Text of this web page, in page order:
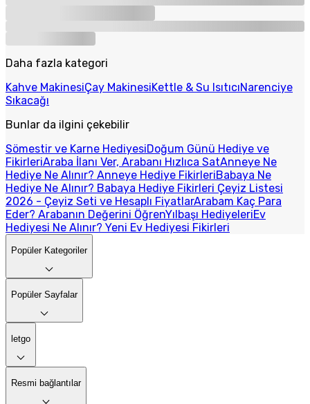
Daha fazla kategori
Kahve MakinesiÇay MakinesiKettle & Su IsıtıcıNarenciye
Sıkacağı
Bunlar da ilgini çekebilir
Sömestir ve Karne HediyesiDoğum Günü Hediye ve
FikirleriAraba İlanı Ver, Arabanı Hızlıca SatAnneye Ne
Hediye Ne Alınır? Anneye Hediye FikirleriBabaya Ne
Hediye Ne Alınır? Babaya Hediye Fikirleri Çeyiz Listesi
2026 - Çeyiz Seti ve Hesaplı FiyatlarArabam Kaç Para
Eder? Arabanın Değerini ÖğrenYılbaşı HediyeleriEv
Hediyesi Ne Alınır? Yeni Ev Hediyesi Fikirleri
Popüler Kategoriler
Popüler Sayfalar
letgo
Resmi bağlantılar